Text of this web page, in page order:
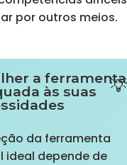
por outros meios.
a ferramenta
às suas
da ferramenta
ideal depende de